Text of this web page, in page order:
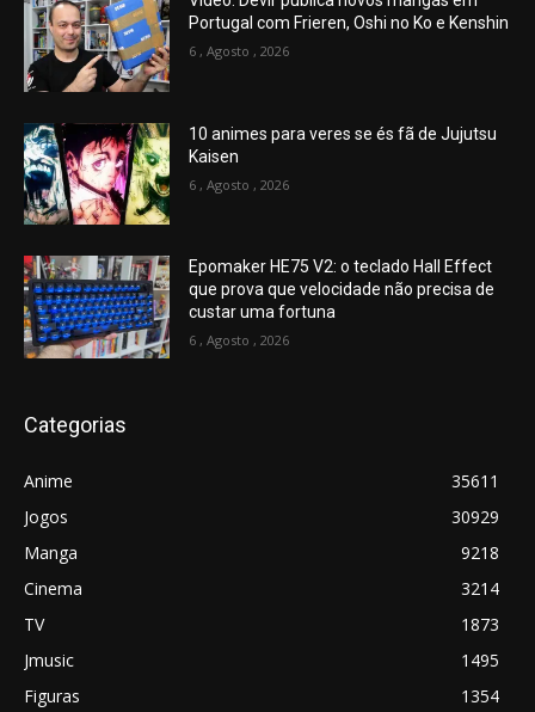
Portugal com Frieren, Oshi no Ko e Kenshin
6 , Agosto , 2026
10 animes para veres se és fã de Jujutsu
Kaisen
6 , Agosto , 2026
Epomaker HE75 V2: o teclado Hall Effect
que prova que velocidade não precisa de
custar uma fortuna
6 , Agosto , 2026
Categorias
Anime
35611
Jogos
30929
Manga
9218
Cinema
3214
TV
1873
Jmusic
1495
Figuras
1354